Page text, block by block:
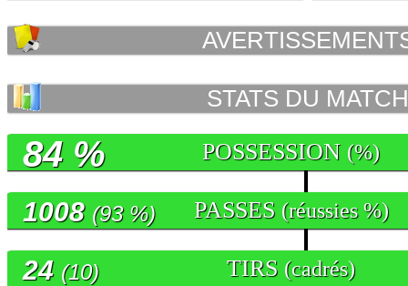
STATS DU MATCH
POSSESSION (%)
84 %
PASSES (réussies %)
1008 (93 %)
TIRS (cadrés)
24 (10)